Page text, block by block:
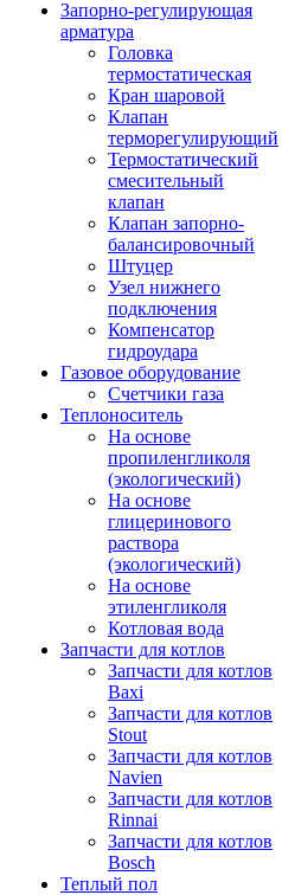
Запорно-регулирующая
арматура
Головка
термостатическая
Кран шаровой
Клапан
терморегулирующий
Термостатический
смесительный
клапан
Клапан запорно-
балансировочный
Штуцер
Узел нижнего
подключения
Компенсатор
гидроудара
Газовое оборудование
Счетчики газа
Теплоноситель
На основе
пропиленгликоля
(экологический)
На основе
глицеринового
раствора
(экологический)
На основе
этиленгликоля
Котловая вода
Запчасти для котлов
Запчасти для котлов
Baxi
Запчасти для котлов
Stout
Запчасти для котлов
Navien
Запчасти для котлов
Rinnai
Запчасти для котлов
Bosch
Теплый пол